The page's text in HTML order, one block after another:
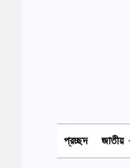
প্রচ্ছদ জাতীয়